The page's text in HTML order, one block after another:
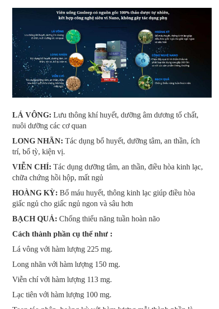
LÁ VÔNG: Lưu thông khí huyết, dưỡng âm dương tố chất,
nuôi dưỡng các cơ quan
LONG NHÃN: Tác dụng bổ huyết, dưỡng tâm, an thần, ích
trí, bổ tỳ, kiện vị.
VIỄN CHÍ: Tác dụng dưỡng tâm, an thần, điều hòa kinh lạc,
chữa chứng hồi hộp, mất ngủ
HOÀNG KỲ: Bổ máu huyết, thông kinh lạc giúp điều hòa
giấc ngủ cho giấc ngủ ngon và sâu hơn
BẠCH QUẢ: Chống thiểu năng tuần hoàn não
Cách thành phần cụ thể như :
Lá vông với hàm lượng 225 mg.
Long nhãn với hàm lượng 150 mg.
Viễn chí với hàm lượng 113 mg.
Lạc tiên với hàm lượng 100 mg.